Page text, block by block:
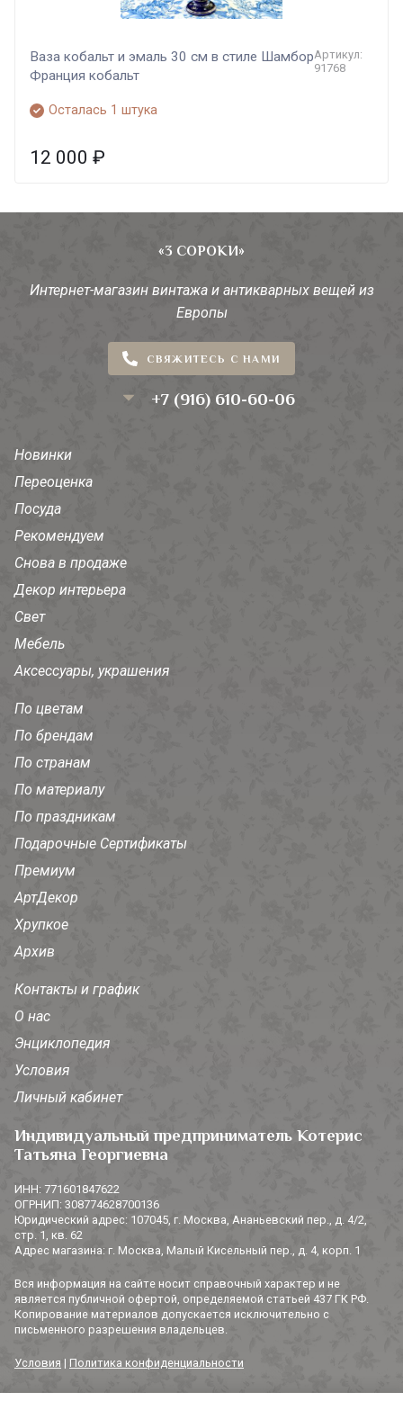
Ваза кобальт и эмаль 30 см в стиле Шамбор
Франция кобальт
Артикул:
91768
Осталась 1 штука
12 000 ₽
«3 СОРОКИ»
Интернет-магазин винтажа и антикварных вещей из
Европы
СВЯЖИТЕСЬ С НАМИ
+7 (916) 610-60-06
Новинки
Переоценка
Посуда
Рекомендуем
Снова в продаже
Декор интерьера
Свет
Мебель
Аксессуары, украшения
По цветам
По брендам
По странам
По материалу
По праздникам
Подарочные Сертификаты
Премиум
АртДекор
Хрупкое
Архив
Контакты и график
О нас
Энциклопедия
Условия
Личный кабинет
Индивидуальный предприниматель Котерис
Татьяна Георгиевна
ИНН: 771601847622
ОГРНИП: 308774628700136
Юридический адрес: 107045, г. Москва, Ананьевский пер., д. 4/2,
стр. 1, кв. 62
Адрес магазина: г. Москва, Малый Кисельный пер., д. 4, корп. 1
Вся информация на сайте носит справочный характер и не
является публичной офертой, определяемой статьей 437 ГК РФ.
Копирование материалов допускается исключительно с
письменного разрешения владельцев.
Условия | Политика конфиденциальности